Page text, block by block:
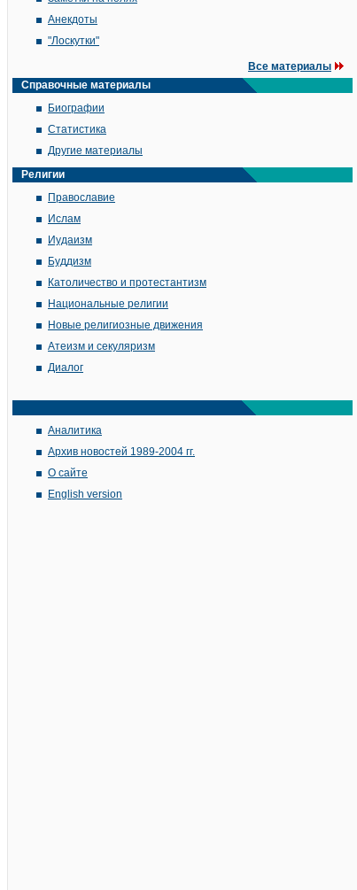
Анекдоты
"Лоскутки"
Все материалы
Справочные материалы
Биографии
Статистика
Другие материалы
Религии
Православие
Ислам
Иудаизм
Буддизм
Католичество и протестантизм
Национальные религии
Новые религиозные движения
Атеизм и секуляризм
Диалог
Аналитика
Архив новостей 1989-2004 гг.
О сайте
English version